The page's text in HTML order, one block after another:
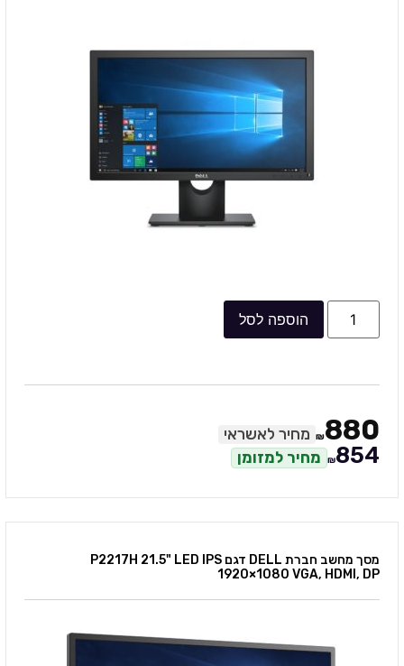
הוספה לסל
₪880 מחיר לאשראי
₪854 מחיר למזומן
מסך מחשב חברת DELL דגם P2217H 21.5" LED IPS
1920×1080 VGA, HDMI, DP